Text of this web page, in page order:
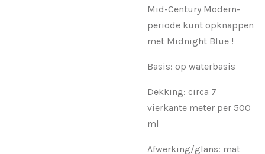
Mid-Century Modern-
periode kunt opknappen
met Midnight Blue !
Basis: op waterbasis
Dekking: circa 7
vierkante meter per 500
ml
Afwerking/glans: mat